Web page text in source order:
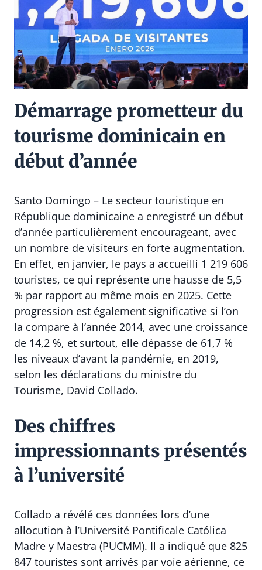
Démarrage prometteur du
tourisme dominicain en
début d’année
Santo Domingo – Le secteur touristique en
République dominicaine a enregistré un début
d’année particulièrement encourageant, avec
un nombre de visiteurs en forte augmentation.
En effet, en janvier, le pays a accueilli 1 219 606
touristes, ce qui représente une hausse de 5,5
% par rapport au même mois en 2025. Cette
progression est également significative si l’on
la compare à l’année 2014, avec une croissance
de 14,2 %, et surtout, elle dépasse de 61,7 %
les niveaux d’avant la pandémie, en 2019,
selon les déclarations du ministre du
Tourisme, David Collado.
Des chiffres
impressionnants présentés
à l’université
Collado a révélé ces données lors d’une
allocution à l’Université Pontificale Católica
Madre y Maestra (PUCMM). Il a indiqué que 825
847 touristes sont arrivés par voie aérienne, ce